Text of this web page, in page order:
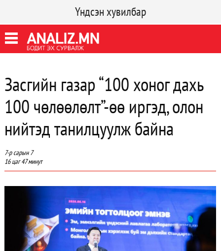
Үндсэн хувилбар
Засгийн газар “100 хоног дахь
100 чөлөөлөлт”-өө иргэд, олон
нийтэд танилцуулж байна
7-р сарын 7
16 цаг 47 минут